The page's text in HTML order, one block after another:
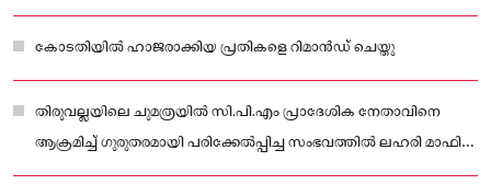
ഊർജ്ജിതമാക്കിയതായും പോലീസ് പറഞ്ഞു.
കോടതിയിൽ ഹാജരാക്കിയ പ്രതികളെ റിമാൻഡ് ചെയ്തു
തിരുവല്ലയിലെ ചുമത്രയിൽ സി.പി.എം പ്രാദേശിക നേതാവിനെ
ആക്രമിച്ച് ഗുരുതരമായി പരിക്കേൽപ്പിച്ച സംഭവത്തിൽ ലഹരി മാഫിയ
സംഘത്തിലെ രണ്ട് പേർ തിരുവല്ല പോലീസിന്റെ പിടിയിലായി.